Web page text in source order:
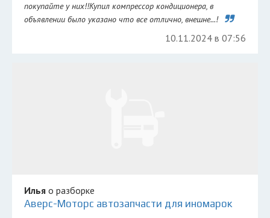
покупайте у них!!Купил компрессор кондиционера, в
объявлении было указано что все отлично, внешне...!
10.11.2024 в 07:56
Илья о разборке
Аверс-Моторс автозапчасти для иномарок